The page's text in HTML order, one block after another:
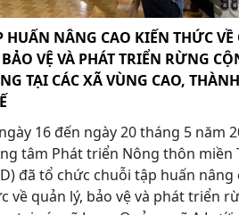
HUẤN NÂNG CAO KIẾN THỨC VỀ
VỆ VÀ PHÁT TRIỂN RỪNG
TẠI CÁC XÃ VÙNG CAO,
16 đến ngày 20 tháng 5 năm
tâm Phát triển Nông thôn miền
đã tổ chức chuỗi tập huấn nâng
về quản lý, bảo vệ và phát triển